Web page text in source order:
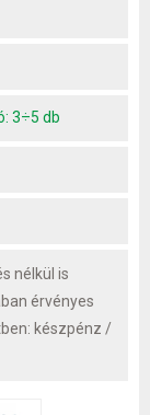
3÷5 db
nélkül is
érvényes
készpénz /